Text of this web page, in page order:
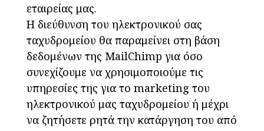
εταιρείας μας.
Η διεύθυνση του ηλεκτρονικού σας
ταχυδρομείου θα παραμείνει στη βάση
δεδομένων της MailChimp για όσο
συνεχίζουμε να χρησιμοποιούμε τις
υπηρεσίες της για το marketing του
ηλεκτρονικού μας ταχυδρομείου ή μέχρι
να ζητήσετε ρητά την κατάργηση του από